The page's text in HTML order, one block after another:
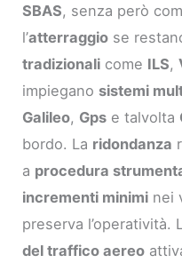
SBAS, senza però
l’atterraggio se
tradizionali come ILS,
impiegano sistemi
Galileo, Gps e talvolta
bordo. La ridondanza
a procedura
incrementi minimi nei
preserva l’operatività.
del traffico aereo